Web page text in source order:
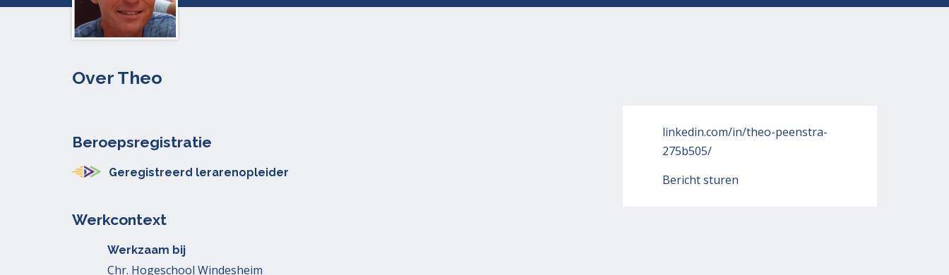
Over Theo
Beroepsregistratie
Geregistreerd lerarenopleider
Werkcontext
Werkzaam bij
Chr. Hogeschool Windesheim
linkedin.com/in/theo-peenstra-
275b505/
Bericht sturen